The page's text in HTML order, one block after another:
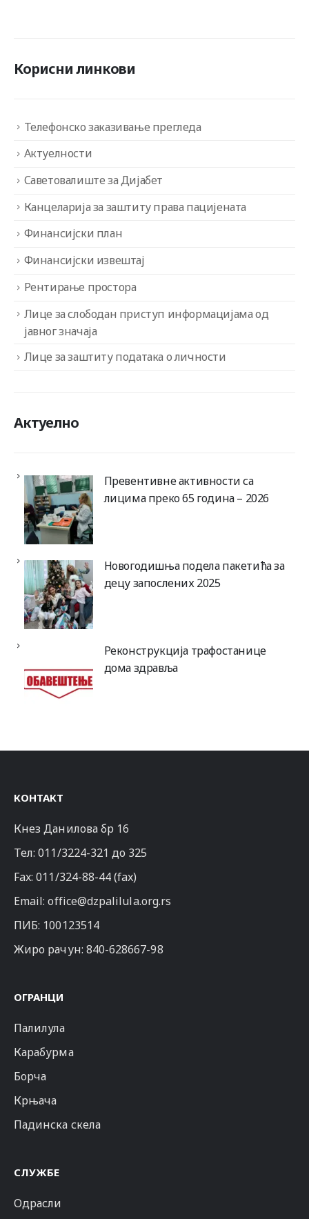
Корисни линкови
Телефонско заказивање прегледа
Актуелности
Саветовалиште за Дијабет
Канцеларија за заштиту права пацијената
Финансијски план
Финансијски извештај
Рентирање простора
Лице за слободан приступ информацијама од
јавног значаја
Лице за заштиту података о личности
Актуелно
Превентивне активности са
лицима преко 65 година – 2026
Новогодишња подела пакетића за
децу запослених 2025
Реконструкција трафостанице
дома здравља
КОНТАКТ
Кнез Данилова бр 16
Тел:011/3224-321 до 325
Fax: 011/324-88-44 (fax)
Email:office@dzpalilula.org.rs
ПИБ: 100123514
Жиро рачун: 840-628667-98
ОГРАНЦИ
Палилула
Карабурма
Борча
Крњача
Падинска скела
СЛУЖБЕ
Одрасли